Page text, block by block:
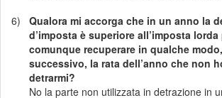
6)
Qualora mi accorga che in un anno la
d’imposta è superiore all’imposta
comunque recuperare in qualche
successivo, la rata dell’anno che non
detrarmi?
No la parte non utilizzata in detrazione in